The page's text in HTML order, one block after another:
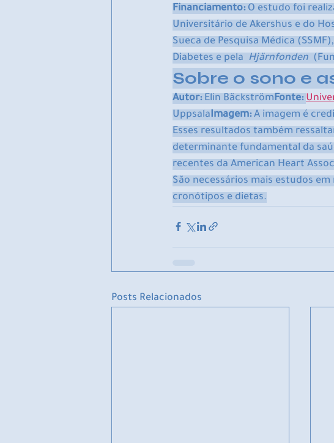
Financiamento: O estudo foi
Universitário de Akershus e do
Sueca de Pesquisa Médica
Diabetes e pela Hjärnfonden
Sobre o sono e
Autor: Elin BäckströmFonte:
UppsalaImagem: A imagem é
Esses resultados também
determinante fundamental da
recentes da American Heart
São necessários mais estudos
cronótipos e dietas.
Posts Relacionados